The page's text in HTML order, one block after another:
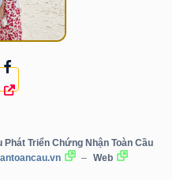
Phát Triển Chứng Nhận Toàn Cầu
– Web